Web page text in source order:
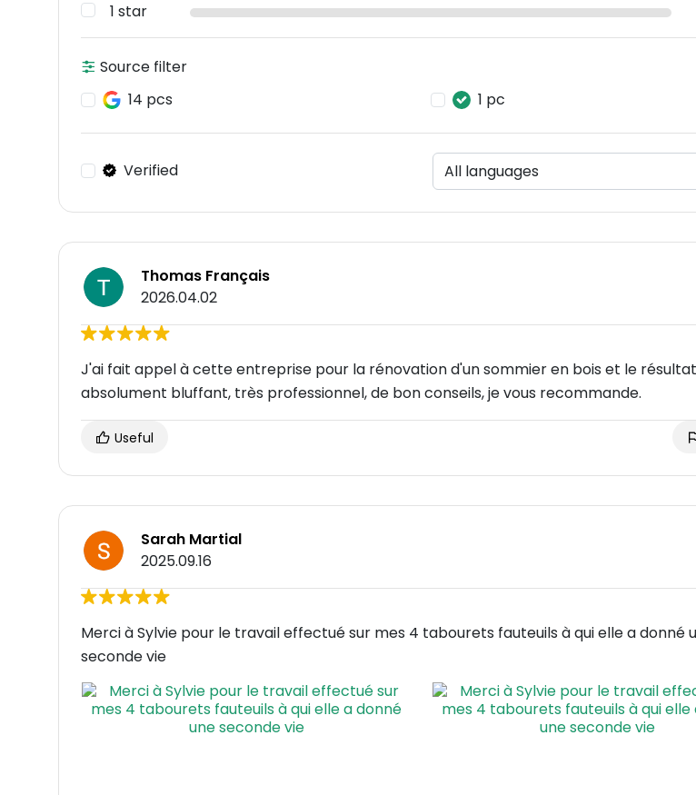
1 star
Source filter
14 pcs
1 pc
Verified
Thomas Français
2026.04.02
J'ai fait appel à cette entreprise pour la rénovation d'un sommier en bois et le
absolument bluffant, très professionnel, de bon conseils, je vous recommande.
Useful
Sarah Martial
2025.09.16
Merci à Sylvie pour le travail effectué sur mes 4 tabourets fauteuils à qui elle a donné
seconde vie